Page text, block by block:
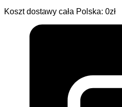
Koszt dostawy cała Polska: 0zł